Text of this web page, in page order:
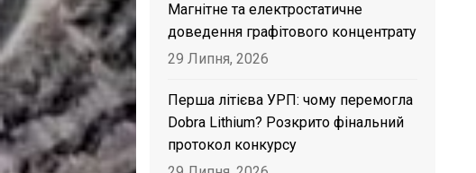
Магнітне та електростатичне
доведення графітового концентрату
29 Липня, 2026
Перша літієва УРП: чому перемогла
Dobra Lithium? Розкрито фінальний
протокол конкурсу